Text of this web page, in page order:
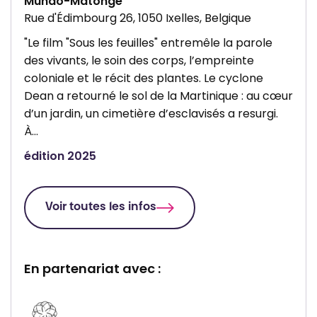
Rue d'Édimbourg 26, 1050 Ixelles, Belgique
"Le film "Sous les feuilles" entremêle la parole
des vivants, le soin des corps, l’empreinte
coloniale et le récit des plantes. Le cyclone
Dean a retourné le sol de la Martinique : au cœur
d’un jardin, un cimetière d’esclavisés a resurgi.
À…
édition 2025
Voir toutes les infos
En partenariat avec :